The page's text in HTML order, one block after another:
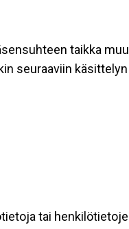
taikka
seuraaviin
tai